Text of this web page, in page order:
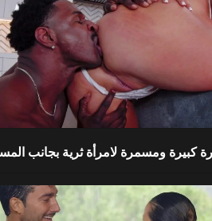
كبيرة ومسمرة لامرأة ثرية بجانب